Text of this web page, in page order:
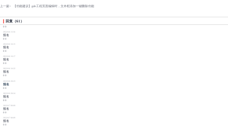
上一篇> 【功能建议】gde工程页面编辑时，文本框添加一键删除功能
回复（61 ）
0 0
2022/6/6 15:56
报名
0 0
2022/6/6 16:15
报名
0 0
2022/6/6 16:17
报名
0 0
2022/6/6 16:22
报名
0 0
2022/6/6 20:23
报名
0 0
2022/6/6 20:24
报名
0 0
2022/6/7 00:09
报名
0 0
2022/6/7 00:09
报名
0 0